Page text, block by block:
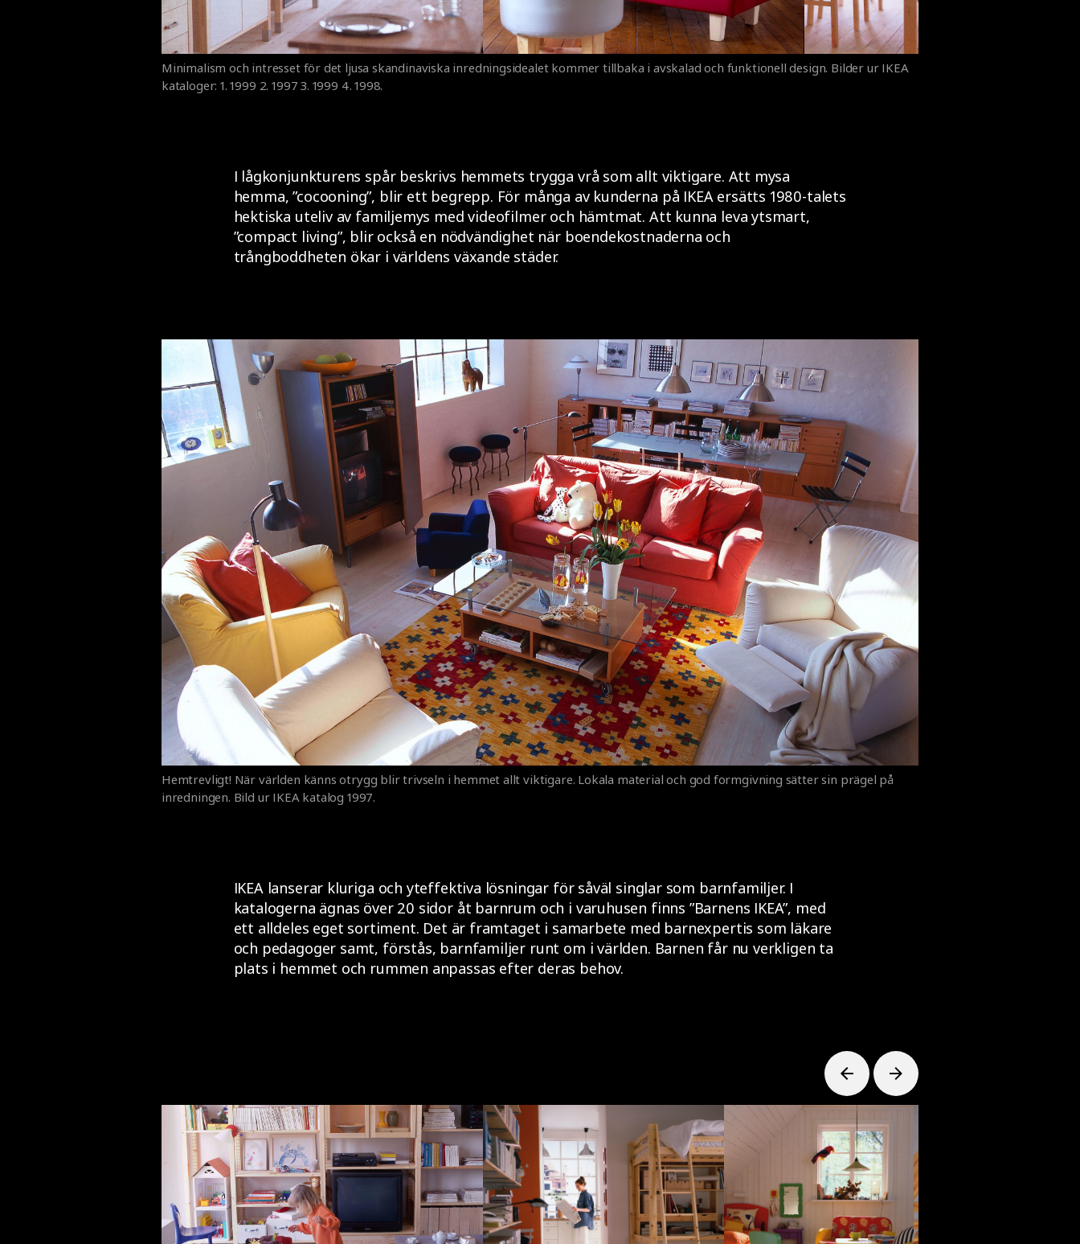
Minimalism och intresset för det ljusa skandinaviska inredningsidealet kommer tillbaka i avskalad och funktionell design. Bilder ur IKEA
kataloger: 1. 1999 2. 1997 3. 1999 4. 1998.
I lågkonjunkturens spår beskrivs hemmets trygga vrå som allt viktigare. Att mysa
hemma, ”cocooning”, blir ett begrepp. För många av kunderna på IKEA ersätts 1980-talets
hektiska uteliv av familjemys med videofilmer och hämtmat. Att kunna leva ytsmart,
”compact living”, blir också en nödvändighet när boendekostnaderna och
trångboddheten ökar i världens växande städer.
Hemtrevligt! När världen känns otrygg blir trivseln i hemmet allt viktigare. Lokala material och god formgivning sätter sin prägel på
inredningen. Bild ur IKEA katalog 1997.
IKEA lanserar kluriga och yteffektiva lösningar för såväl singlar som barnfamiljer. I
katalogerna ägnas över 20 sidor åt barnrum och i varuhusen finns ”Barnens IKEA”, med
ett alldeles eget sortiment. Det är framtaget i samarbete med barnexpertis som läkare
och pedagoger samt, förstås, barnfamiljer runt om i världen. Barnen får nu verkligen ta
plats i hemmet och rummen anpassas efter deras behov.